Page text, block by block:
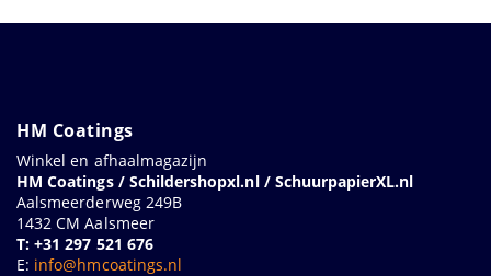
HM Coatings
Winkel en afhaalmagazijn
HM Coatings / Schildershopxl.nl / SchuurpapierXL.nl
Aalsmeerderweg 249B
1432 CM Aalsmeer
T: +31 297 521 676
E: info@hmcoatings.nl